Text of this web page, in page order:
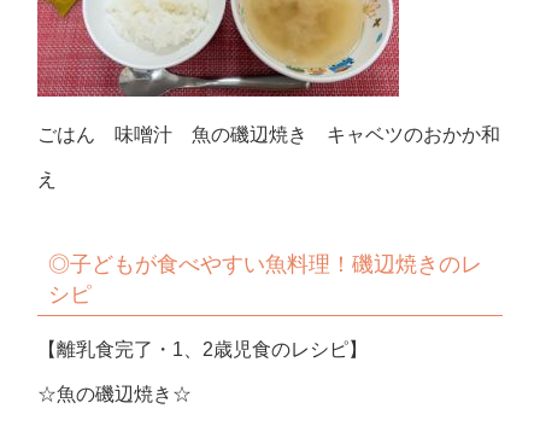
ごはん 味噌汁 魚の磯辺焼き キャベツのおかか和
え
◎子どもが食べやすい魚料理！磯辺焼きのレ
シピ
【離乳食完了・1、2歳児食のレシピ】
☆魚の磯辺焼き☆